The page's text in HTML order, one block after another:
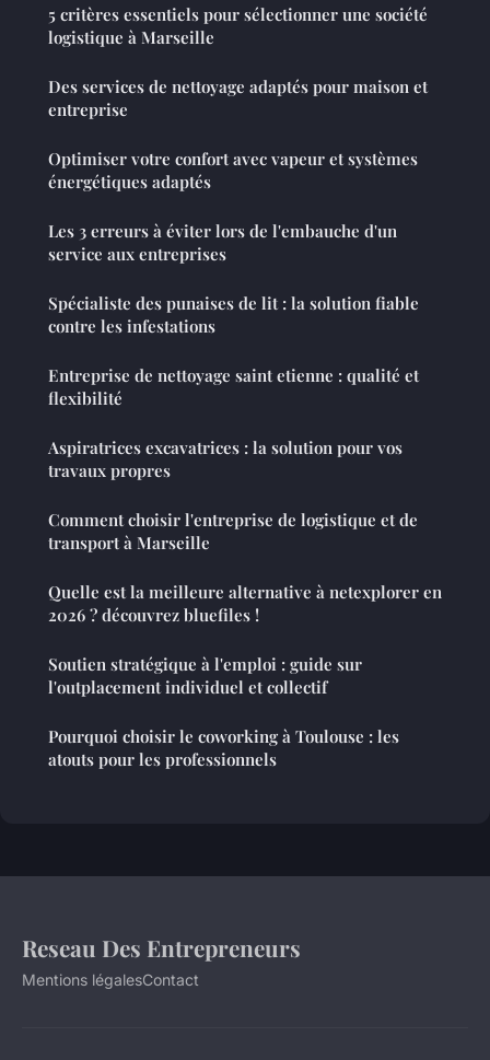
5 critères essentiels pour sélectionner une société
logistique à Marseille
Des services de nettoyage adaptés pour maison et
entreprise
Optimiser votre confort avec vapeur et systèmes
énergétiques adaptés
Les 3 erreurs à éviter lors de l'embauche d'un
service aux entreprises
Spécialiste des punaises de lit : la solution fiable
contre les infestations
Entreprise de nettoyage saint etienne : qualité et
flexibilité
Aspiratrices excavatrices : la solution pour vos
travaux propres
Comment choisir l'entreprise de logistique et de
transport à Marseille
Quelle est la meilleure alternative à netexplorer en
2026 ? découvrez bluefiles !
Soutien stratégique à l'emploi : guide sur
l'outplacement individuel et collectif
Pourquoi choisir le coworking à Toulouse : les
atouts pour les professionnels
Reseau Des Entrepreneurs
Mentions légalesContact